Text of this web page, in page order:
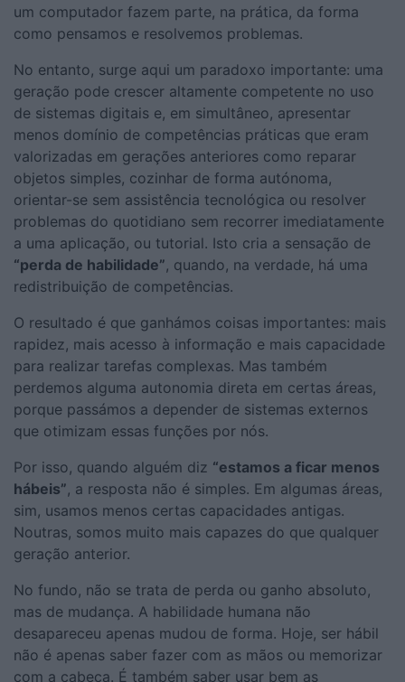
um computador fazem parte, na prática, da forma
como pensamos e resolvemos problemas.
No entanto, surge aqui um paradoxo importante: uma
geração pode crescer altamente competente no uso
de sistemas digitais e, em simultâneo, apresentar
menos domínio de competências práticas que eram
valorizadas em gerações anteriores como reparar
objetos simples, cozinhar de forma autónoma,
orientar-se sem assistência tecnológica ou resolver
problemas do quotidiano sem recorrer imediatamente
a uma aplicação, ou tutorial. Isto cria a sensação de
“perda de habilidade”, quando, na verdade, há uma
redistribuição de competências.
O resultado é que ganhámos coisas importantes: mais
rapidez, mais acesso à informação e mais capacidade
para realizar tarefas complexas. Mas também
perdemos alguma autonomia direta em certas áreas,
porque passámos a depender de sistemas externos
que otimizam essas funções por nós.
Por isso, quando alguém diz “estamos a ficar menos
hábeis”, a resposta não é simples. Em algumas áreas,
sim, usamos menos certas capacidades antigas.
Noutras, somos muito mais capazes do que qualquer
geração anterior.
No fundo, não se trata de perda ou ganho absoluto,
mas de mudança. A habilidade humana não
desapareceu apenas mudou de forma. Hoje, ser hábil
não é apenas saber fazer com as mãos ou memorizar
com a cabeça. É também saber usar bem as